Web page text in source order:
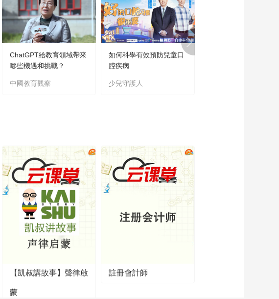
ChatGPT給教育領域帶來
哪些機遇和挑戰？
中國教育觀察
如何科學有效預防兒童口
腔疾病
少兒守護人
【凱叔講故事】聲律啟
蒙
註冊會計師